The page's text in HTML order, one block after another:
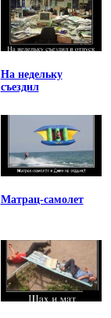
На недельку
съездил
Матрац-самолет